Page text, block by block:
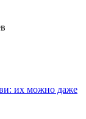
их можно даже